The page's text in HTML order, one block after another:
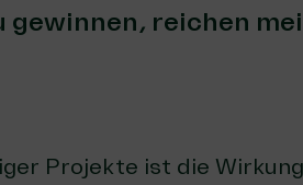
gewinnen, reichen
Projekte ist die